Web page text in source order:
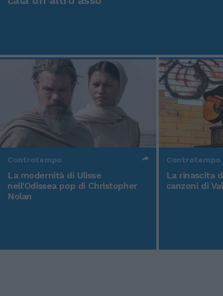
Controtempo
La modernità di Ulisse
nell'Odissea pop di Christopher
Nolan
Controtempo
La rinascita
canzoni di